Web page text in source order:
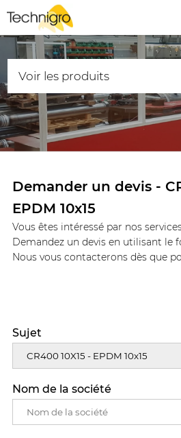
Demander un devis -
EPDM 10x15
Vous êtes intéressé par nos
Demandez un devis en utilisant le
Nous vous contacterons dès que
Sujet
Nom de la société